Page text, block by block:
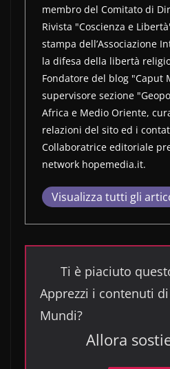
membro del Comitato di
Rivista "Coscienza e
stampa dell’Associazione
la difesa della libertà
Fondatore del blog "Caput
supervisore sezione
Africa e Medio Oriente,
relazioni del sito ed i
Collaboratrice editoriale
network hopemedia.it.
Visualizza tutti gli
Ti è piaciuto
Apprezzi i contenuti
Mundi?
Allora